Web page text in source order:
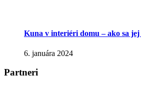
Kuna v interiéri domu – ako sa
6. januára 2024
Partneri